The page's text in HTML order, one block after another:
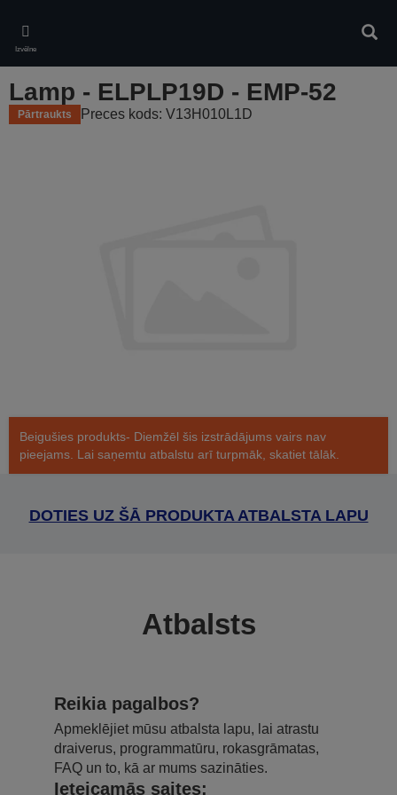
main
content
Izvēlne
Lamp - ELPLP19D - EMP-52
Pārtraukts Preces kods: V13H010L1D
Beigušies produkts- Diemžēl šis izstrādājums vairs nav
pieejams. Lai saņemtu atbalstu arī turpmāk, skatiet tālāk.
DOTIES UZ ŠĀ PRODUKTA ATBALSTA LAPU
Atbalsts
Reikia pagalbos?
Apmeklējiet mūsu atbalsta lapu, lai atrastu
draiverus, programmatūru, rokasgrāmatas,
FAQ un to, kā ar mums sazināties.
Ieteicamās saites: